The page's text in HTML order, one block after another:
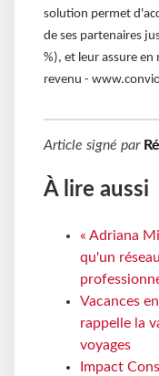
solution permet
de ses partenaires
%), et leur assure en
revenu -
Article signé par
À lire aussi
« Adriana
qu'un
Vacances
rappelle la
voyages
Impact